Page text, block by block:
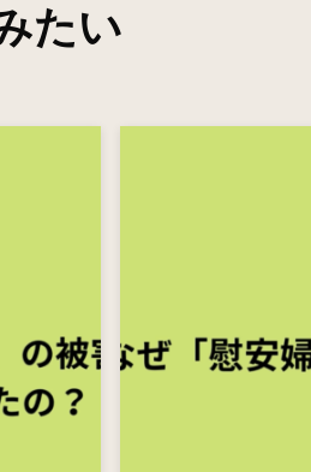
たい